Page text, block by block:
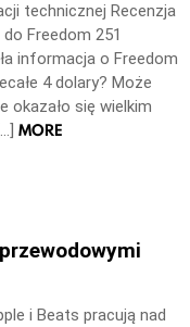
technicznej Recenzja
Freedom 251
informacja o Freedom
4 dolary? Może
okazało się wielkim
MORE
i Beats pracują nad